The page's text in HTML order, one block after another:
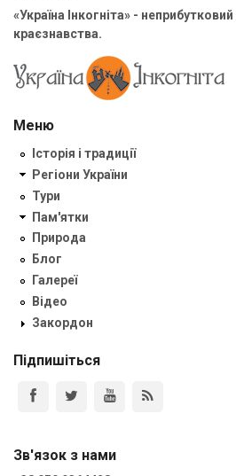
«Україна Інкогніта» -
краєзнавства.
Меню
Історія і традиції
Регіони України
Тури
Пам'ятки
Природа
Блог
Галереї
Відео
Закордон
Підпишіться
Зв'язок з нами